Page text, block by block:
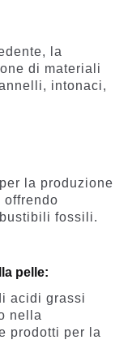
la
di materiali
intonaci,
la produzione
offrendo
fossili.
pelle:
acidi grassi
nella
prodotti per la